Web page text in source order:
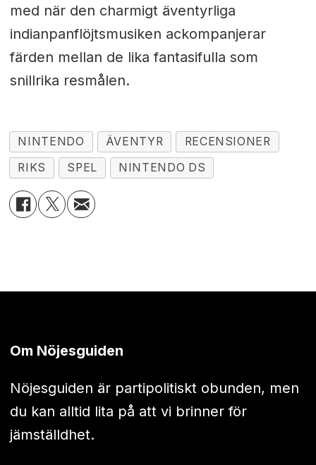
med när den charmigt äventyrliga
indianpanflöjtsmusiken ackompanjerar
färden mellan de lika fantasifulla som
snillrika resmålen.
NINTENDO ÄVENTYR
RECENSIONER
RIKS
SPEL NINTENDO DS
Om Nöjesguiden
Nöjesguiden är partipolitiskt obunden, men
du kan alltid lita på att vi brinner för
jämställdhet.